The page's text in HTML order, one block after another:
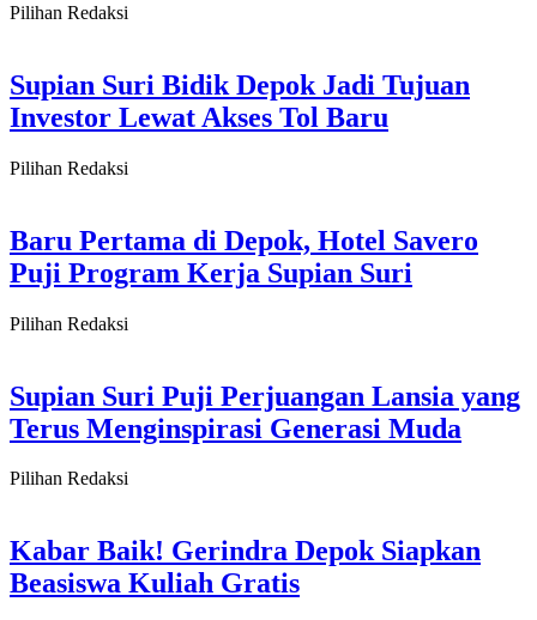
Pilihan Redaksi
Supian Suri Bidik Depok Jadi Tujuan
Investor Lewat Akses Tol Baru
Pilihan Redaksi
Baru Pertama di Depok, Hotel Savero
Puji Program Kerja Supian Suri
Pilihan Redaksi
Supian Suri Puji Perjuangan Lansia yang
Terus Menginspirasi Generasi Muda
Pilihan Redaksi
Kabar Baik! Gerindra Depok Siapkan
Beasiswa Kuliah Gratis